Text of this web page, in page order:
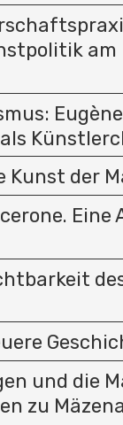
am
Eugène
als
Kunst der
Eine
und die
zu